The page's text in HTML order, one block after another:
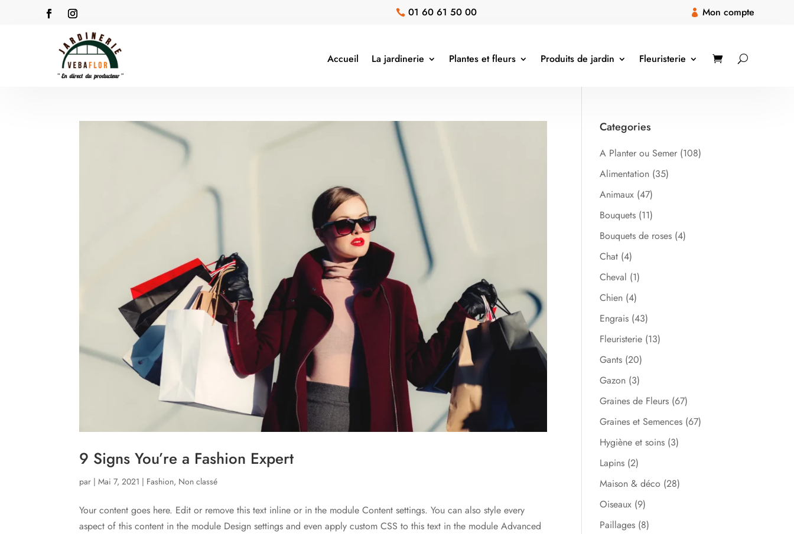
 01 60 61 50 00  Mon compte
Accueil La jardinerie Plantes et fleurs Produits de jardin Fleuristerie
9 Signs You’re a Fashion Expert
par |Mai 7, 2021 | Fashion, Non classé
Your content goes here. Edit or remove this text inline or in the module Content settings. You can also style every
aspect of this content in the module Design settings and even apply custom CSS to this text in the module Advanced
Categories
A Planter ou Semer (108)
Alimentation (35)
Animaux (47)
Bouquets (11)
Bouquets de roses (4)
Chat (4)
Cheval (1)
Chien (4)
Engrais (43)
Fleuristerie (13)
Gants (20)
Gazon (3)
Graines de Fleurs (67)
Graines et Semences (67)
Hygiène et soins (3)
Lapins (2)
Maison & déco (28)
Oiseaux (9)
Paillages (8)